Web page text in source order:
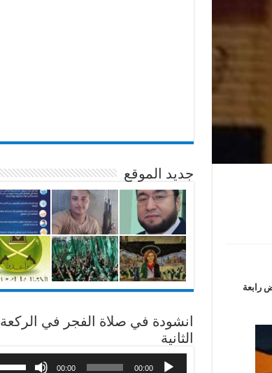
رابعة
جديد الموقع
انشودة في صلاة الفجر في الركعة
الثانية
00:00
00:00